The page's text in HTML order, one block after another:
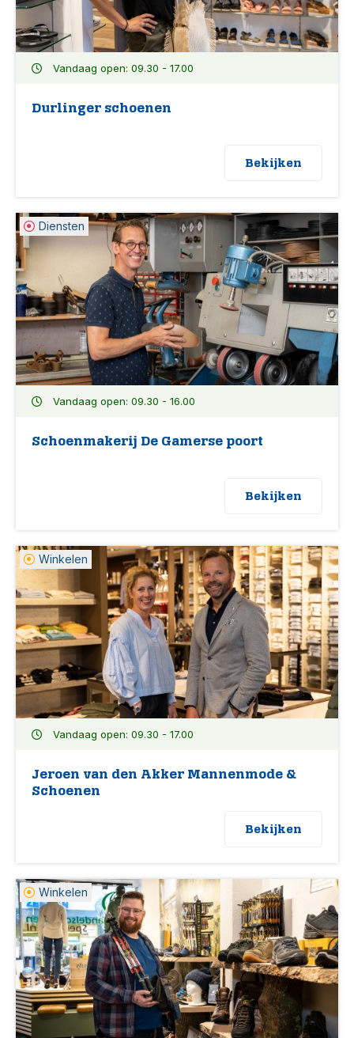
Vandaag open: 09.30 - 17.00
Durlinger schoenen
Bekijken
Diensten
Vandaag open: 09.30 - 16.00
Schoenmakerij De Gamerse poort
Bekijken
Winkelen
Vandaag open: 09.30 - 17.00
Jeroen van den Akker Mannenmode &
Schoenen
Bekijken
Winkelen